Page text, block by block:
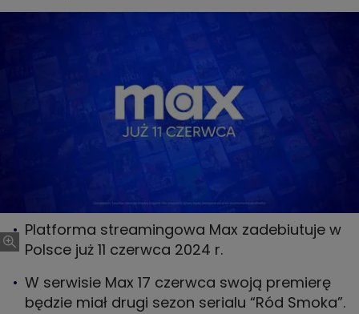
Platforma streamingowa Max zadebiutuje w
Polsce już 11 czerwca 2024 r.
W serwisie Max 17 czerwca swoją premierę
będzie miał drugi sezon serialu “Ród Smoka”.